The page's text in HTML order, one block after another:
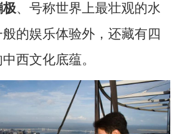
极、号称世界上最壮观的水
的娱乐体验外，还藏有四
西文化底蕴。